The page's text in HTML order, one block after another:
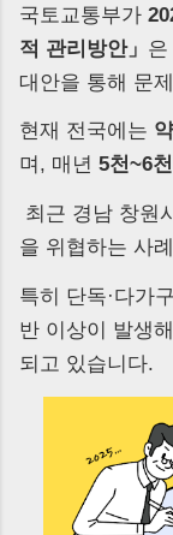
조’를 몰라서
잔금일에 실제
가 나는지, 그
글 하나만 제
두려운 날이 아
즐” 이 될 수
expand)
“Closing
국토교통부가
적 관리방안」
대안을 통해 문
현재 전국에는
며, 매년 5천~6
최근 경남 창원
을 위협하는 사례
특히 단독·다가
반 이상이 발생
되고 있습니다.